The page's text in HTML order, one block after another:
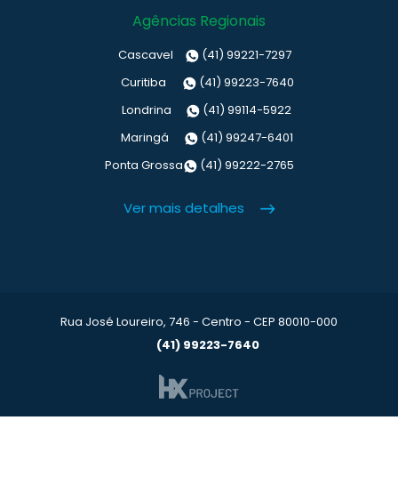
Agências Regionais
Cascavel
(41) 99221-7297
Curitiba
(41) 99223-7640
Londrina
(41) 99114-5922
Maringá
(41) 99247-6401
Ponta Grossa
(41) 99222-2765
Ver mais detalhes
Rua José Loureiro, 746 - Centro - CEP 80010-000
(41) 99223-7640